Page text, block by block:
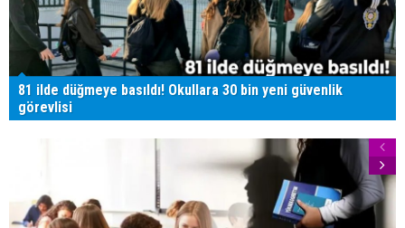
81 ilde düğmeye basıldı! Okullara 30 bin yeni güvenlik
görevlisi